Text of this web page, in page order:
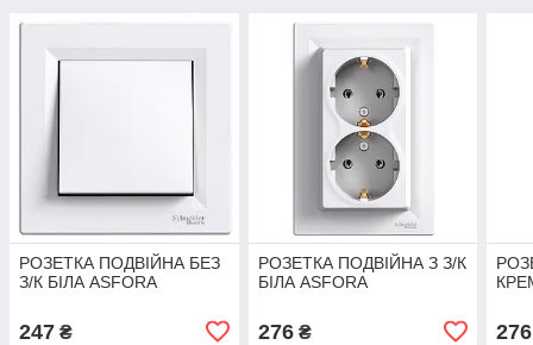
РОЗЕТКА ПОДВІЙНА БЕЗ
З/К БІЛА ASFORA
247 ₴
РОЗЕТКА ПОДВІЙНА З З/К
БІЛА ASFORA
276₴ 276